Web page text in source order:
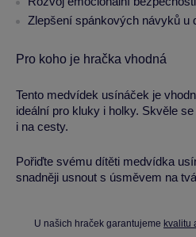
Zlepšení spánkových návyků u
Pro koho je hračka vhodná
Tento medvídek usínáček je
ideální pro kluky i holky. Skvěle
i na cesty.
Pořiďte svému dítěti medvídka
snadněji usnout s úsměvem na
U našich hraček garantujeme kvalitu